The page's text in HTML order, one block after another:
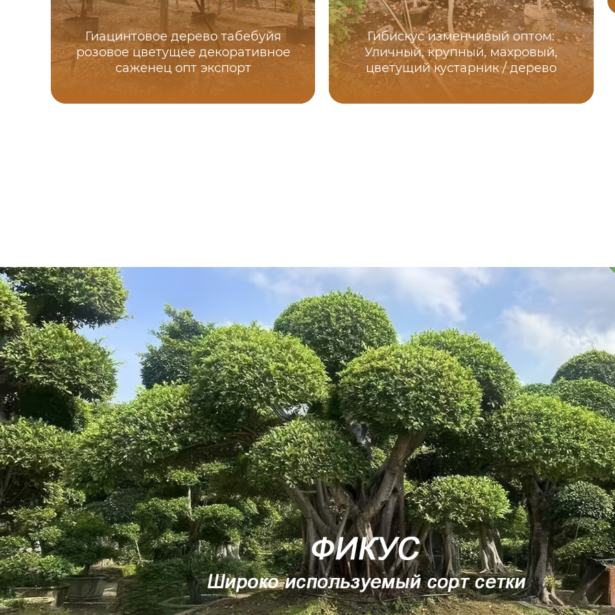
Гиацинтовое дерево табебуйя
розовое цветущее декоративное
саженец опт экспорт
Гибискус изменчивый оптом:
Уличный, крупный, махровый,
цветущий кустарник / дерево